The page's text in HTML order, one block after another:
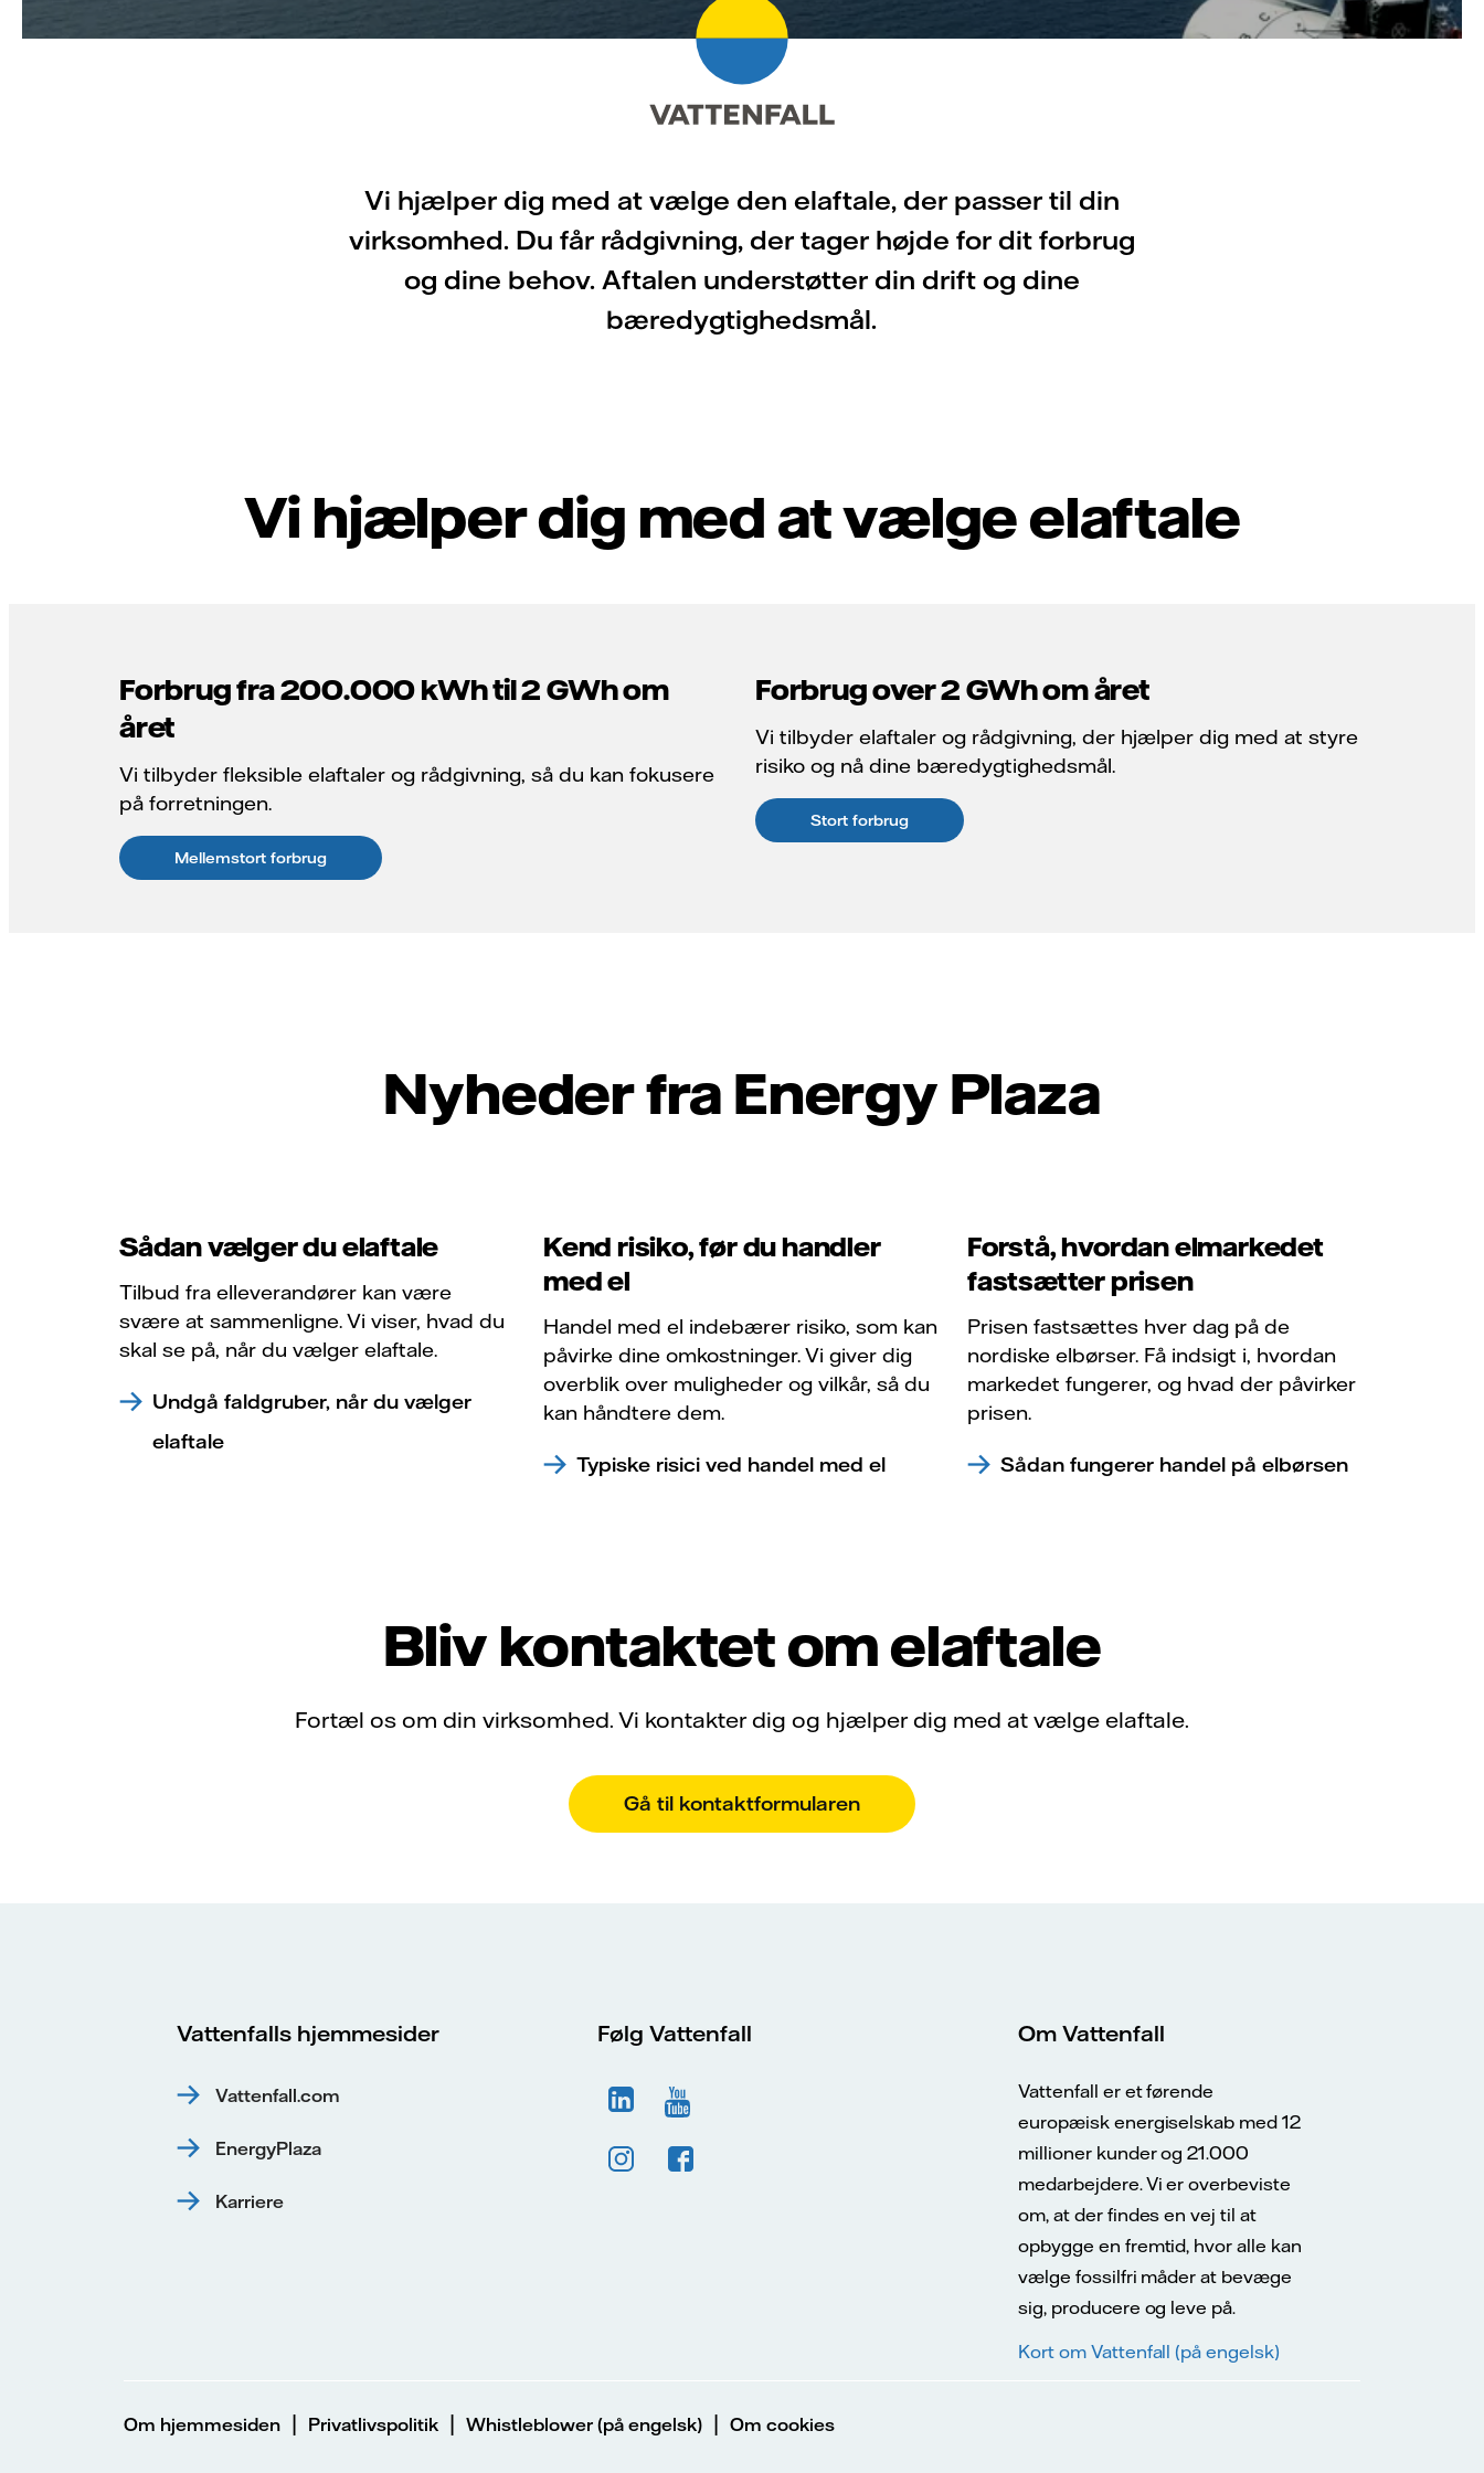
Vi hjælper dig med at vælge den elaftale, der passer til din
virksomhed. Du får rådgivning, der tager højde for dit forbrug
og dine behov. Aftalen understøtter din drift og dine
bæredygtighedsmål.
Vi hjælper dig med at vælge elaftale
Forbrug fra 200.000 kWh til 2 GWh om
året
Vi tilbyder fleksible elaftaler og rådgivning, så du kan fokusere
på forretningen.
Mellemstort forbrug
Forbrug over 2 GWh om året
Vi tilbyder elaftaler og rådgivning, der hjælper dig med at styre
risiko og nå dine bæredygtighedsmål.
Stort forbrug
Nyheder fra Energy Plaza
Sådan vælger du elaftale
Tilbud fra elleverandører kan være
svære at sammenligne. Vi viser, hvad du
skal se på, når du vælger elaftale.
Undgå faldgruber, når du vælger
elaftale
Kend risiko, før du handler
med el
Handel med el indebærer risiko, som kan
påvirke dine omkostninger. Vi giver dig
overblik over muligheder og vilkår, så du
kan håndtere dem.
Typiske risici ved handel med el
Forstå, hvordan elmarkedet
fastsætter prisen
Prisen fastsættes hver dag på de
nordiske elbørser. Få indsigt i, hvordan
markedet fungerer, og hvad der påvirker
prisen.
Sådan fungerer handel på elbørsen
Bliv kontaktet om elaftale
Fortæl os om din virksomhed. Vi kontakter dig og hjælper dig med at vælge elaftale.
Gå til kontaktformularen
Vattenfalls hjemmesider
Vattenfall.com
EnergyPlaza
Karriere
Følg Vattenfall Om Vattenfall
Vattenfall er et førende
europæisk energiselskab med 12
millioner kunder og 21.000
medarbejdere. Vi er overbeviste
om, at der findes en vej til at
opbygge en fremtid, hvor alle kan
vælge fossilfri måder at bevæge
sig, producere og leve på.
Kort om Vattenfall (på engelsk)
Om hjemmesiden | Privatlivspolitik | Whistleblower (på engelsk) | Om cookies